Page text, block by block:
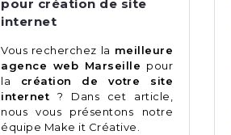
pour création de site
internet
Vous recherchez la meilleure
agence web Marseille pour
la création de votre site
internet ? Dans cet article,
nous vous présentons notre
équipe Make it Créative.